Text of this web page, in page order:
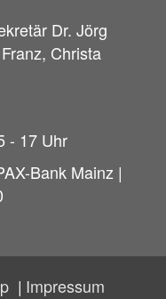
Dr. Jörg
Christa
- 17 Uhr
Bank Mainz |
Impressum